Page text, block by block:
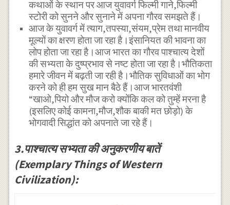
कथाओं के स्थान पर आज युवावर्ग फिल्मी गाने,फिल्मी
स्टोरी को सुनने और सुनाने में अपना गौरव समझते हैं।
आज के युवावर्ग में त्याग,तपस्या,संयम,प्रेम तथा मानवीय
मूल्यों का क्षरण होता जा रहा है।इंसानियत की भावना का
लोप होता जा रहा है।आज भारत का गौरव पाश्चात्य देशों
की सभ्यता के दुष्प्रभाव से नष्ट होता जा रहा है।भौतिकता
हमारे जीवन में बढ़ती जा रही है।भौतिक सुविधाओं का भोग
करने को ही हम सुख मान बैठे हैं।आज भारतवंशी
“खाओ,पियो और मौज करो क्योंकि कल को तुम्हें मरना है
(इसलिए कोई कामना,मौज,शौक बाकी मत छोड़ो) के
भोगवादी सिद्धांत को अपनाते जा रहे हैं।
3.पाश्चात्य सभ्यता की अनुकरणीय बातें
(Exemplary Things of Western
Civilization):